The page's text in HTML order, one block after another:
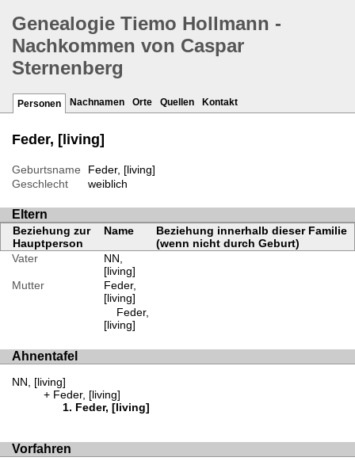
Genealogie Tiemo Hollmann -
Nachkommen von Caspar
Sternenberg
Personen Nachnamen Orte Quellen Kontakt
Feder, [living]
Geburtsname
Feder, [living]
Geschlecht
weiblich
Eltern
Beziehung zur
Hauptperson
Name
Beziehung innerhalb dieser Familie
(wenn nicht durch Geburt)
Vater
NN,
[living]
Mutter
Feder,
[living]
Feder,
[living]
Ahnentafel
NN, [living]
Feder, [living]
Feder, [living]
Vorfahren